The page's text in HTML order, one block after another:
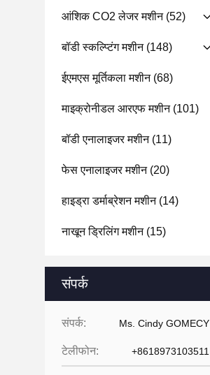
आंशिक CO2 लेजर मशीन(52)
बॉडी स्कल्प्टिंग मशीन(148)
ईएमएस मूर्तिकला मशीन(68)
माइक्रोनीडल आरएफ मशीन(101)
बॉडी एनालाइजर मशीन(11)
फेस एनालाइजर मशीन(20)
हाइड्रा डर्माब्रेशन मशीन(14)
नाखून ड्रिलिंग मशीन(15)
संपर्क
संपर्क: Ms. Cindy GOMECY
टेलीफोन: +8618973103511